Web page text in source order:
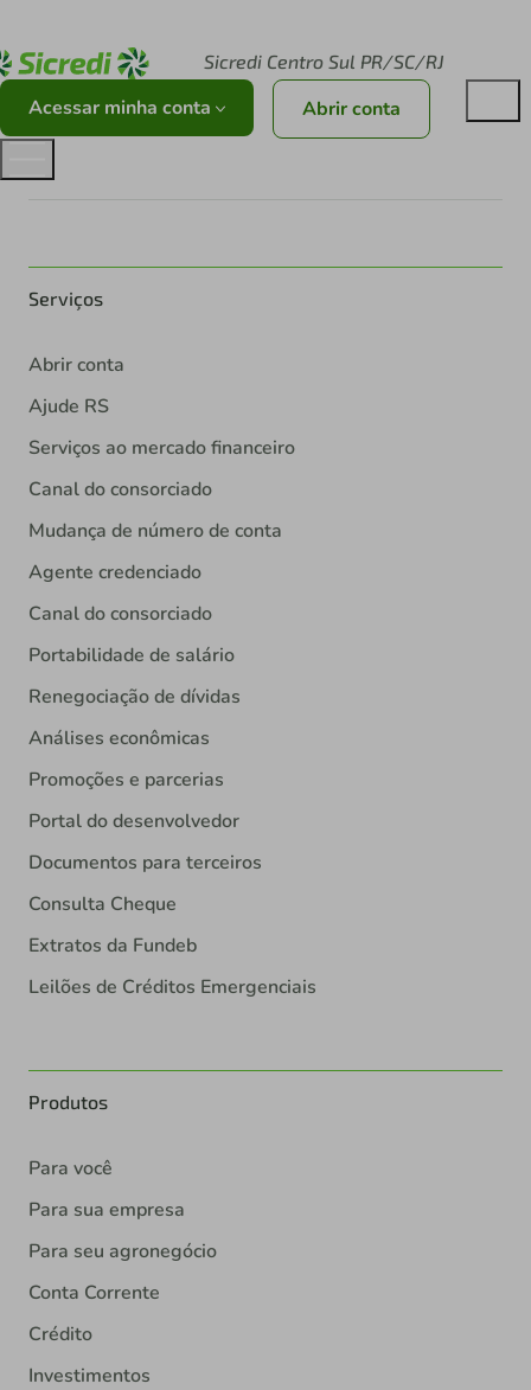
Sicredi Centro Sul PR/SC/RJ
Acessar minha conta Abrir conta
Serviços
Abrir conta
Ajude RS
Serviços ao mercado financeiro
Canal do consorciado
Mudança de número de conta
Agente credenciado
Canal do consorciado
Portabilidade de salário
Renegociação de dívidas
Análises econômicas
Promoções e parcerias
Portal do desenvolvedor
Documentos para terceiros
Consulta Cheque
Extratos da Fundeb
Leilões de Créditos Emergenciais
Produtos
Para você
Para sua empresa
Para seu agronegócio
Conta Corrente
Crédito
Investimentos